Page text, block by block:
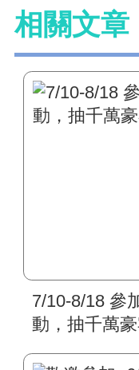
相關文章
7/10-8/18 參
動，抽千萬